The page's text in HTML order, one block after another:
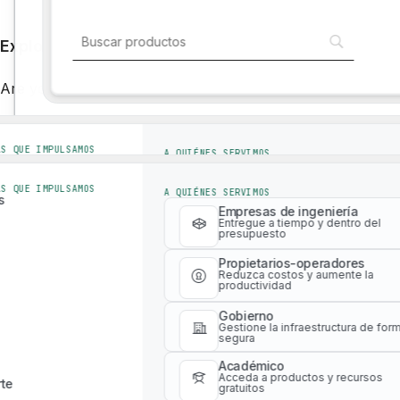
QUE IMPULSAMOS A QUIÉNES SERVIMOS
presupuesto
Propietarios-operadores
Reduzca costos y aumente la
productividad
Gobierno
Gestione la infraestructura de
segura
Académico
Acceda a productos y recursos
gratuitos
QUE IMPULSAMOS A QUIÉNES SERVIMOS
Empresas de ingeniería
Entregue a tiempo y dentro del
presupuesto
Propietarios-operadores
Reduzca costos y aumente la
productividad
Gobierno
Gestione la infraestructura de
segura
Académico
Acceda a productos y recursos
gratuitos
Explore e interactúe con nuestro ecosistema
Are you a solution provider?
Plataforma digital con herramientas WLCA